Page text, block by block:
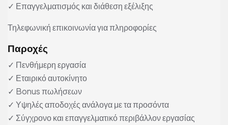
✓ Επαγγελματισμός και διάθεση εξέλιξης
Τηλεφωνική επικοινωνία για πληροφορίες
Παροχές
✓ Πενθήμερη εργασία
✓ Εταιρικό αυτοκίνητο
✓ Bonus πωλήσεων
✓ Υψηλές αποδοχές ανάλογα με τα προσόντα
✓ Σύγχρονο και επαγγελματικό περιβάλλον εργασίας